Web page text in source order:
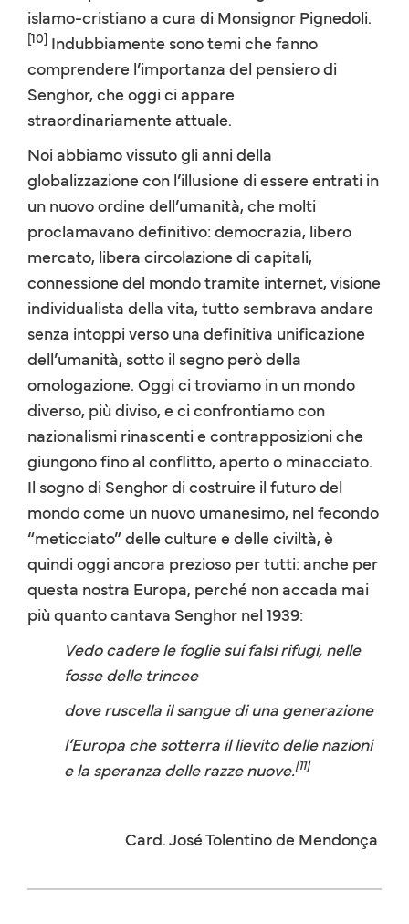
islamo-cristiano a cura di Monsignor Pignedoli.
[10] Indubbiamente sono temi che fanno
comprendere l’importanza del pensiero di
Senghor, che oggi ci appare
straordinariamente attuale.
Noi abbiamo vissuto gli anni della
globalizzazione con l’illusione di essere entrati in
un nuovo ordine dell’umanità, che molti
proclamavano definitivo: democrazia, libero
mercato, libera circolazione di capitali,
connessione del mondo tramite internet, visione
individualista della vita, tutto sembrava andare
senza intoppi verso una definitiva unificazione
dell’umanità, sotto il segno però della
omologazione. Oggi ci troviamo in un mondo
diverso, più diviso, e ci confrontiamo con
nazionalismi rinascenti e contrapposizioni che
giungono fino al conflitto, aperto o minacciato.
Il sogno di Senghor di costruire il futuro del
mondo come un nuovo umanesimo, nel fecondo
“meticciato” delle culture e delle civiltà, è
quindi oggi ancora prezioso per tutti: anche per
questa nostra Europa, perché non accada mai
più quanto cantava Senghor nel 1939:
Vedo cadere le foglie sui falsi rifugi, nelle
fosse delle trincee
dove ruscella il sangue di una generazione
l’Europa che sotterra il lievito delle nazioni
e la speranza delle razze nuove.[11]
Card. José Tolentino de Mendonça